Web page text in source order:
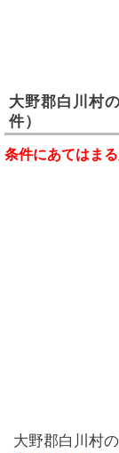
大野郡白川村の
件）
条件にあてはま
大野郡白川村